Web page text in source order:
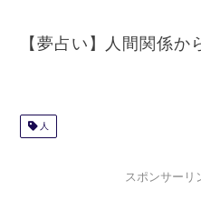
【夢占い】人間関係か
人
スポンサーリ